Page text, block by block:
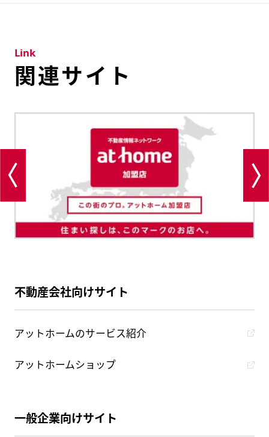
関連サイト
Link
不動産会社向けサイト
アットホームのサービス紹介
アットホームショップ
一般企業向けサイト